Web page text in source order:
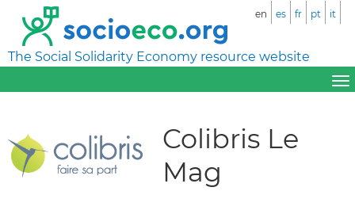
The Social Solidarity Economy resource website
en es fr pt it
Colibris Le
Mag